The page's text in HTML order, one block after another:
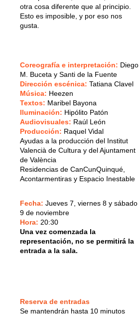
otra cosa diferente que al principio.
Esto es imposible, y por eso nos
gusta.
Coreografía e interpretación: Diego
M. Buceta y Santi de la Fuente
Dirección escénica: Tatiana Clavel
Música: Heezen
Textos: Maribel Bayona
Iluminación: Hipólito Patón
Audiovisuales: Raúl León
Producción: Raquel Vidal
Ayudas a la producción del Institut
Valencià de Cultura y del Ajuntament
de València
Residencias de CanCunQuinqué,
Acontarmentiras y Espacio Inestable
Fecha: Jueves 7, viernes 8 y sábado
9 de noviembre
Hora: 20:30
Una vez comenzada la
representación, no se permitirá la
entrada a la sala.
Reserva de entradas
Se mantendrán hasta 10 minutos